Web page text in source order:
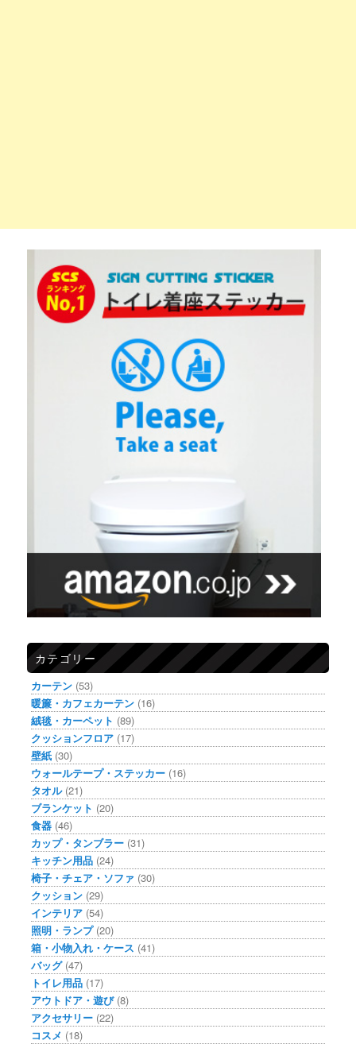
カテゴリー
カーテン (53)
暖簾・カフェカーテン (16)
絨毯・カーペット (89)
クッションフロア (17)
壁紙 (30)
ウォールテープ・ステッカー (16)
タオル(21)
ブランケット (20)
食器 (46)
カップ・タンブラー (31)
キッチン用品 (24)
椅子・チェア・ソファ (30)
クッション (29)
インテリア (54)
照明・ランプ(20)
箱・小物入れ・ケース (41)
バッグ(47)
トイレ用品 (17)
アウトドア・遊び(8)
アクセサリー (22)
コスメ (18)